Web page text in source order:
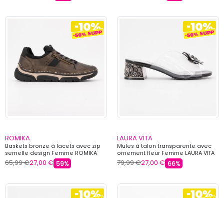
ROMIKA
Baskets bronze à lacets avec zip
semelle design Femme ROMIKA
65,99 €27,00 € 59%
LAURA VITA
Mules à talon transparente avec
ornement fleur Femme LAURA VITA
79,99 €27,00 € 66%